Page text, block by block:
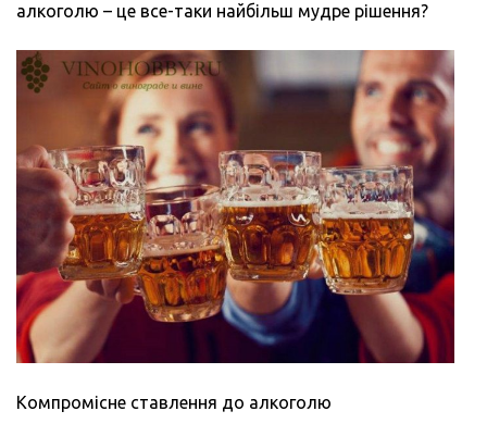
алкоголю – це все-таки найбільш мудре рішення?
Компромісне ставлення до алкоголю